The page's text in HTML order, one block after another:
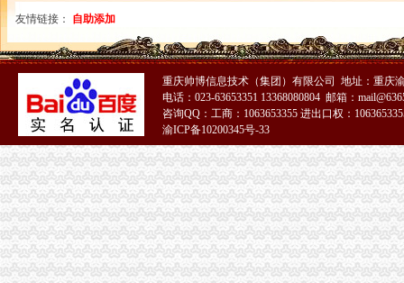
“一元公司”未在宁波出现领营业执照手续省许多_民生频道_长城网
一元购公司：哪里能买到高效红米
一新三板公司控股股东1元狂甩公司股票_财经_中国网
晓峰一元公司
一元公司出现注册资金认缴额高公司不好过-新闻频道-华商网
从一元公司看出资、信息申报规范问题-朱觉明律师文集
厦门一元云购公司厦门一元夺宝系统泉州一元团购系统【今日推荐网】
“一元公司”截至目前江苏仅23家_上海誉胜注册公司
新《公司法》颁布实施满1月全省＂一元公司＂已有11户_四川在线
四川家“一元钱公司”领证了_新闻中心_视点图片_四川在线
深圳市天一元企业管理咨询有限公司_【信用信息_诉讼信息_财务信息_
“一元钱”都能办公司？降低“门槛”激励创业人-德州-德
揭“一元注册公司”_邬锦梅律师个人主页_找法网（）
友情链接： 自助添加
重庆帅博信息技术（集团）有限公司 地址：重庆
电话：023-63653351 13368080804 邮箱：
咨询QQ：工商：1063653355 进出口权：
渝ICP备10200345号-33